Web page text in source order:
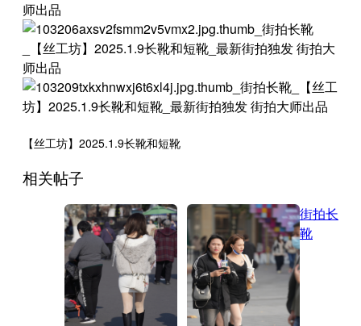
【丝工坊】2025.1.9长靴和短靴
相关帖子
街拍长
靴